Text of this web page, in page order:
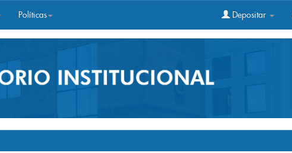
Políticas Depositar